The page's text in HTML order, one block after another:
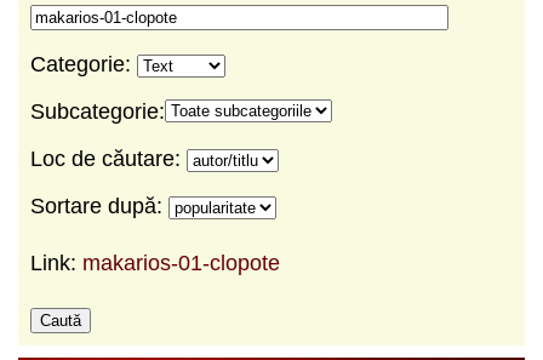
Categorie:
Subcategorie:
Loc de căutare:
Sortare după:
Link: makarios-01-clopote